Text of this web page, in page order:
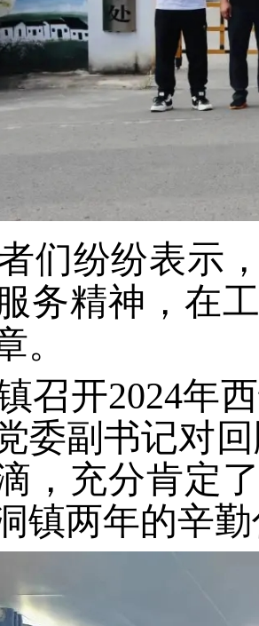
们纷纷表示
务精神，在
。
召开2024年
委副书记对
，充分肯定
镇两年的辛